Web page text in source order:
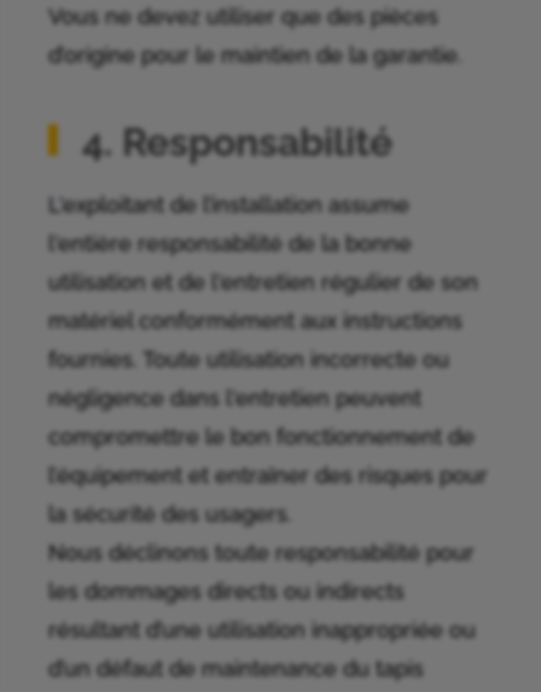
Vous ne devez utiliser que des pièces
d’origine pour le maintien de la garantie.
4. Responsabilité
L'exploitant de l’installation assume
l'entière responsabilité de la bonne
utilisation et de l'entretien régulier de son
matériel conformément aux instructions
fournies. Toute utilisation incorrecte ou
négligence dans l'entretien peuvent
compromettre le bon fonctionnement de
l’équipement et entraîner des risques pour
la sécurité des usagers.
Nous déclinons toute responsabilité pour
les dommages directs ou indirects
résultant d’une utilisation inappropriée ou
d’un défaut de maintenance du tapis